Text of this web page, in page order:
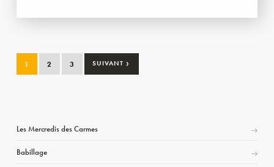
1 2 3 SUIVANT ›
Les Mercredis des Carmes
Babillage